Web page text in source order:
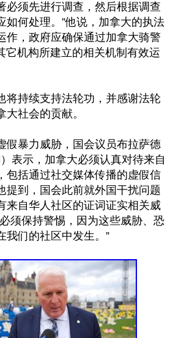
必须先进行调查，然后根据调查
如何处理。”他说，加拿大的执法
作，政府应确保通过加拿大骑警
它机构所建立的相关机制有效运
将持续支持法轮功，并感谢法轮
大社会的贡献。
假暴力威胁，国会议员布拉萨德
）表示，加拿大必须认真对待来自
包括通过社交媒体传播的虚假信
提到，国会此前就外国干扰问题
来自华人社区的证词证实相关威
须保持警惕，因为这些威胁、恐
我们的社区中发生。”